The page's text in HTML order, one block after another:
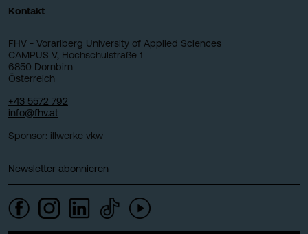
Kontakt
FHV - Vorarlberg University of Applied Sciences
CAMPUS V, Hochschulstraße 1
6850 Dornbirn
Österreich
+43 5572 792
info@fhv.at
Sponsor: illwerke vkw
Newsletter abonnieren